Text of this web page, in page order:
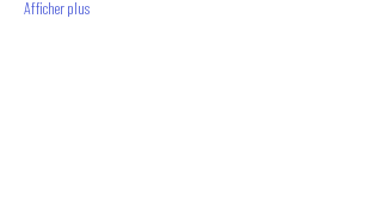
Afficher plus